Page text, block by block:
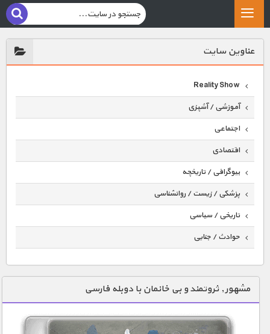
عناوين سايت
Reality Show
آموزشی / آشپزی
اجتماعی
اقتصادی
بیوگرافی / تاریخچه
پزشکی / زیست / روانشناسی
تاریخی / سیاسی
حوادث / جنایی
دنیای خوراکی ها
زمین شناسی / محیط زیست
سازه/ معماری/ مهندسی
مشهور , ثروتمند و بی خانمان با دوبله فارسی